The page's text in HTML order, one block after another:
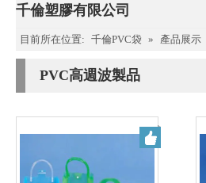
千倫塑膠有限公司
目前所在位置: 千倫PVC袋 » 產品展示
PVC高週波製品